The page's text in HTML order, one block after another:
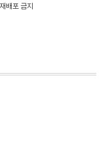
배포 금지